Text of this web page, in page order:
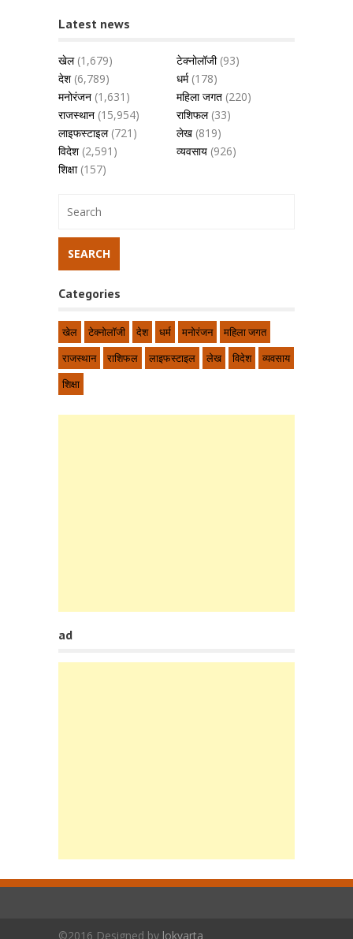
Latest news
खेल(1,679) टेक्नोलॉजी(93)
देश(6,789) धर्म(178)
मनोरंजन (1,631) महिला जगत (220)
राजस्थान (15,954) राशिफल(33)
लाइफस्टाइल(721) लेख (819)
विदेश(2,591) व्यवसाय (926)
शिक्षा(157)
Categories
खेल टेक्नोलॉजी देश धर्म मनोरंजन
महिला जगत
राजस्थान
राशिफल लाइफस्टाइल लेख विदेश
व्यवसाय
शिक्षा
ad
©2016 Designed by lokvarta